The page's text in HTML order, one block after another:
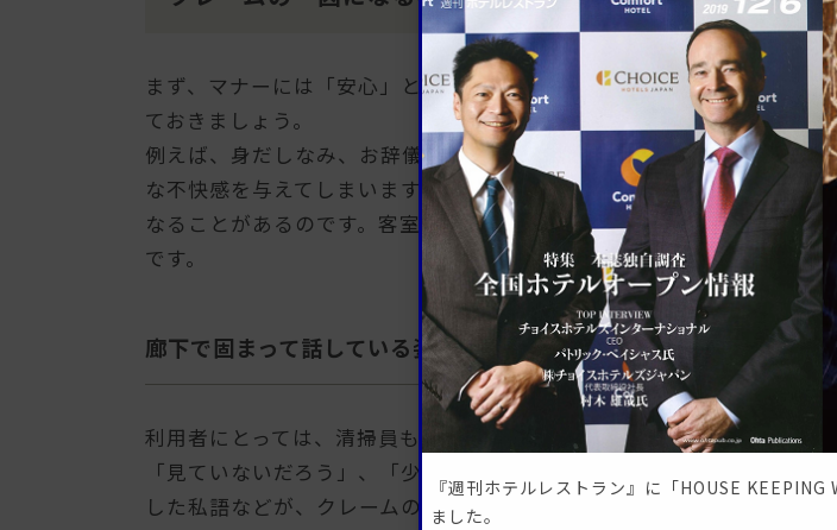
『週刊ホテルレストラン』に「HOUSE
ました。
まず、マナーには「安心」と「信頼」そして「自分を守る」という3つ
ておきましょう。
例えば、身だしなみ、お辞儀の角度、言葉遣いなど基本マナーが出来
な不快感を与えてしまいます。そうするとその人は「不安」を感じてし
なることがあるのです。客室清掃員が気をつけなければならない具体的
です。
廊下で固まって話している姿に不快感を覚えた
利用者にとっては、清掃員もフロントも同じです。
「見ていないだろう」、「少しくらいなら大丈夫……」という気のゆる
した私語などが、クレームのきっかけになることを理解してください。